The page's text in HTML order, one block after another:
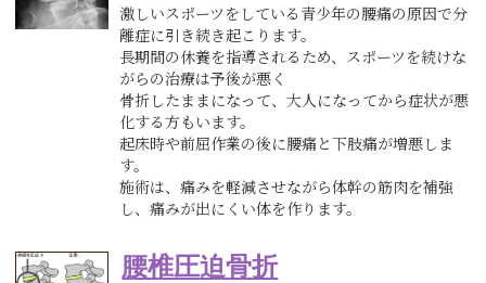
激しいスポーツをしている青少年の腰痛の原因で分
離症に引き続き起こります。
長期間の休養を指導されるため、スポーツを続けな
がらの治療は予後が悪く
骨折したままになって、大人になってから症状が悪
化する方もいます。
起床時や前屈作業の後に腰痛と下肢痛が増悪しま
す。
施術は、痛みを軽減させながら体幹の筋肉を補強
し、痛みが出にくい体を作ります。
腰椎圧迫骨折